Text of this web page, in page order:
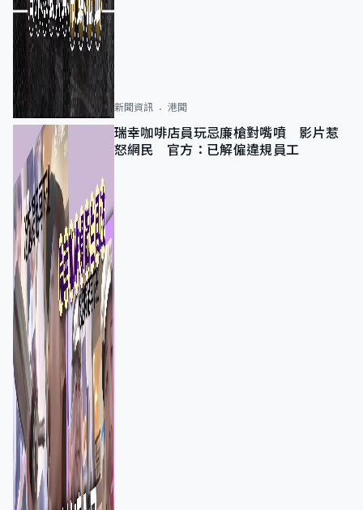
新聞資訊 港聞
瑞幸咖啡店員玩忌廉槍對嘴噴 影片惹
怒網民 官方：已解僱違規員工